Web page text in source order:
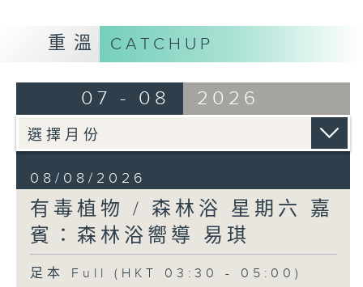
重溫 CATCHUP
07 - 08 2026
08/08/2026
有毒植物 / 森林浴 星期六 嘉
賓：森林浴嚮導 易琪
足本 Full (HKT 03:30 - 05:00)